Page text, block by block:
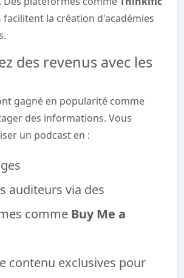
facilitent la création d'académies
des revenus avec les
gagné en popularité comme
des informations. Vous
un podcast en :
auditeurs via des
comme Buy Me a
contenu exclusives pour